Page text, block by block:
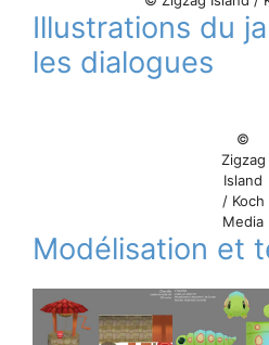
Illustrations du
les dialogues
©
Zigzag
Island
/ Koch
Media
Modélisation et